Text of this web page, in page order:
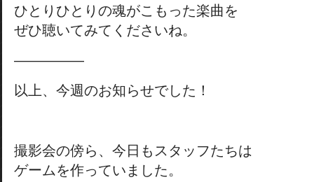
ひとりひとりの魂がこもった楽曲を
ぜひ聴いてみてくださいね。
―――――
以上、今週のお知らせでした！
撮影会の傍ら、今日もスタッフたちは
ゲームを作っていました。